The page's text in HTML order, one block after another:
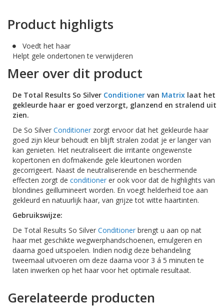
Product highligts
Voedt het haar
Helpt gele ondertonen te verwijderen
Meer over dit product
De Total Results So Silver Conditioner van Matrix laat het
gekleurde haar er goed verzorgt, glanzend en stralend uit
zien.
De So Silver Conditioner zorgt ervoor dat het gekleurde haar
goed zijn kleur behoudt en blijft stralen zodat je er langer van
kan genieten. Het neutraliseert die irritante ongewenste
kopertonen en dofmakende gele kleurtonen worden
gecorrigeert. Naast de neutraliserende en beschermende
effecten zorgt de conditioner er ook voor dat de highlights van
blondines geillumineert worden. En voegt helderheid toe aan
gekleurd en natuurlijk haar, van grijze tot witte haartinten.
Gebruikswijze:
De Total Results So Silver Conditioner brengt u aan op nat
haar met geschikte wegwerphandschoenen, emulgeren en
daarna goed uitspoelen. Indien nodig deze behandeling
tweemaal uitvoeren om deze daarna voor 3 á 5 minuten te
laten inwerken op het haar voor het optimale resultaat.
Gerelateerde producten